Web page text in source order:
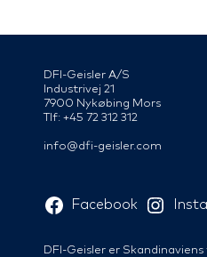
DFI-Geisler A/S
Industrivej 21
7900 Nykøbing Mors
Tlf: +45 72 312 312
info@dfi-geisler.com
Facebook
DFI-Geisler er